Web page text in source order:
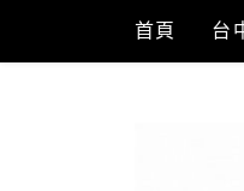
content
首頁 台